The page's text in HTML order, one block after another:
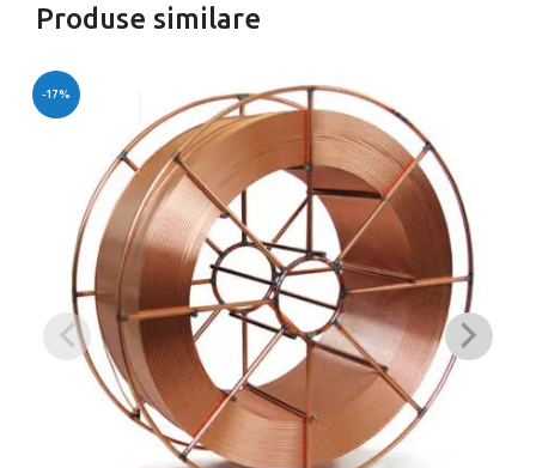
Produse similare
-17%